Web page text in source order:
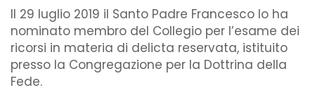
Il 29 luglio 2019 il Santo Padre Francesco lo ha
nominato membro del Collegio per l’esame dei
ricorsi in materia di delicta reservata, istituito
presso la Congregazione per la Dottrina della
Fede.